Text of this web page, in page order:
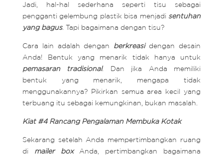
Jadi, hal-hal sederhana seperti tisu sebagai
pengganti gelembung plastik bisa menjadi sentuhan
yang bagus. Tapi bagaimana dengan tisu?
Cara lain adalah dengan berkreasi dengan desain
Anda! Bentuk yang menarik tidak hanya untuk
pemasaran tradisional. Dan jika Anda memiliki
bentuk yang menarik, mengapa tidak
menggunakannya? Pikirkan semua area kecil yang
terbuang itu sebagai kemungkinan, bukan masalah.
Kiat #4 Rancang Pengalaman Membuka Kotak
Sekarang setelah Anda mempertimbangkan ruang
di mailer boxAnda, pertimbangkan bagaimana